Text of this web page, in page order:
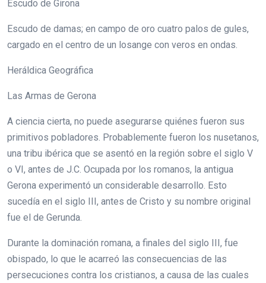
Escudo de Girona
Escudo de damas; en campo de oro cuatro palos de gules,
cargado en el centro de un losange con veros en ondas.
Heráldica Geográfica
Las Armas de Gerona
A ciencia cierta, no puede asegurarse quiénes fueron sus
primitivos pobladores. Probablemente fueron los nusetanos,
una tribu ibérica que se asentó en la región sobre el siglo V
o VI, antes de J.C. Ocupada por los romanos, la antigua
Gerona experimentó un considerable desarrollo. Esto
sucedía en el siglo III, antes de Cristo y su nombre original
fue el de Gerunda.
Durante la dominación romana, a finales del siglo III, fue
obispado, lo que le acarreó las consecuencias de las
persecuciones contra los cristianos, a causa de las cuales